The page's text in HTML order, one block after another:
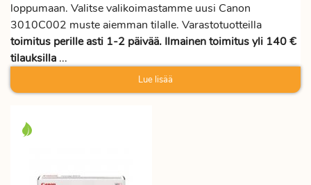
loppumaan. Valitse valikoimastamme uusi Canon
3010C002 muste aiemman tilalle. Varastotuotteilla
toimitus perille asti 1-2 päivää. Ilmainen toimitus yli 140 €
tilauksilla ...
Lue lisää